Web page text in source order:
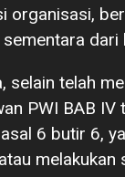
organisasi,
dari
selain telah
PWI BAB IV
6 butir 6,
melakukan